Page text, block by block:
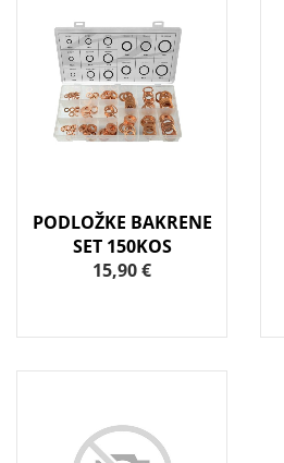
PODLOŽKE BAKRENE
SET 150KOS
15,90 €